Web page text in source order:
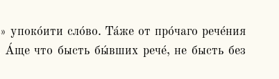
что бысть бы́вших рече́, не бысть без